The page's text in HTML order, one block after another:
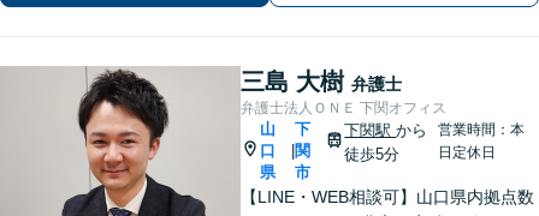
は「地域密着」の当事務所にご相談く
ださい。
三島 大樹 弁護士
弁護士法人ＯＮＥ 下関オフィス
山
口
県
下
関
市
下関駅から
徒歩5分
営業時間：本
日定休日
【LINE・WEB相談可】山口県内拠点数